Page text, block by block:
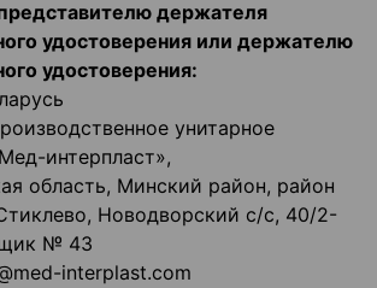
держателя
удостоверения или держателю
удостоверения:
унитарное
интерпласт»,
область, Минский район, район
Новодворский с/с, 40/2-
№ 43
interplast.com